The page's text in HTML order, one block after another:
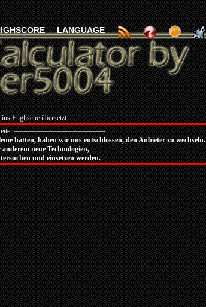
LANGUAGE
Englische übersetzt.
hatten, haben wir uns entschlossen, den Anbieter zu wechseln.
neue Technologien,
und einsetzen werden.